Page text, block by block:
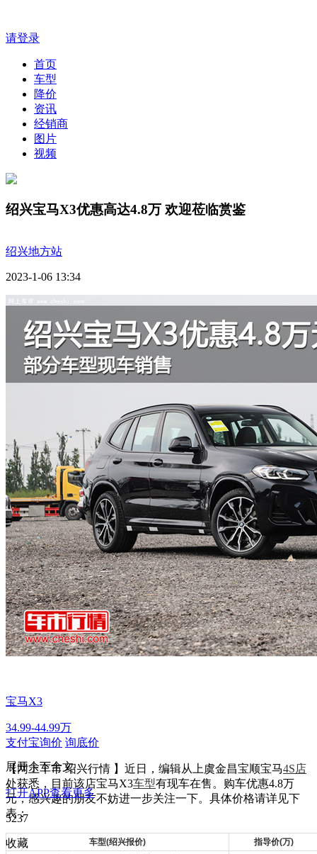
请登录
首页
车型
降价
资讯
经销商
图片
视频
绍兴宝马X3优惠高达4.8万 欢迎莅临赏鉴
绍兴地方站
2023-1-06 13:34
宝马X3
34.99-44.99万
支付宝询价 询底价
【网上车市 绍兴行情 】近日，编辑从上虞金昌宝顺宝马4S店
处获悉，目前该店宝马X3车型有现车在售。购车优惠4.8万
元，感兴趣的朋友不妨进一步关注一下。具体价格请详见下
表：
车型(绍兴报价)
指导价(万)
展开余下全文
打开APP查看更多
5237
收藏